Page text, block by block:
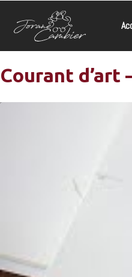
Courant d’art